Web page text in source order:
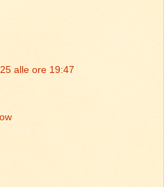
alle ore 19:47